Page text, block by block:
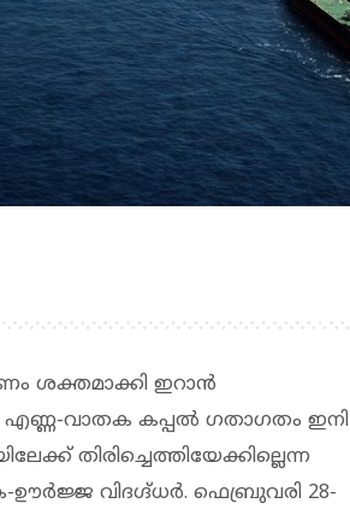
ശക്തമാക്കി ഇറാൻ
എണ്ണ-വാതക കപ്പൽ ഗതാഗതം ഇനി
തിരിച്ചെത്തിയേക്കില്ലെന്ന
ഊർജ്ജ വിദഗ്ദ്ധർ. ഫെബ്രുവരി 28-